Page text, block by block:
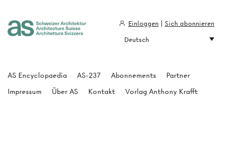
AS Encyclopaedia AS-237 Abonnements
Partner
Impressum
Über AS Kontakt Vorlag Anthony Krafft
Einloggen
Sich abonnieren
Deutsch